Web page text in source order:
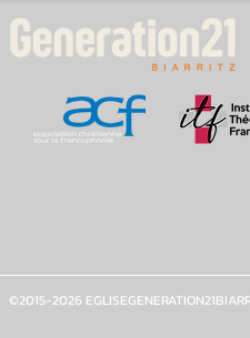
©2015-2026